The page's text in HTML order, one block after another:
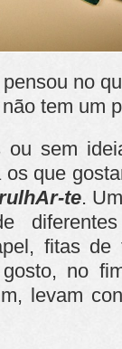
no
tem um
sem
que
te.
fitas
no
levam